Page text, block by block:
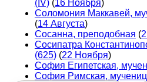
(IV)(16 Ноября)
Соломония Маккавей,
(14 Августа)
Сосанна, преподобная (
Сосипатра
(625)(22 Ноября)
София Египетская,
София Римская,